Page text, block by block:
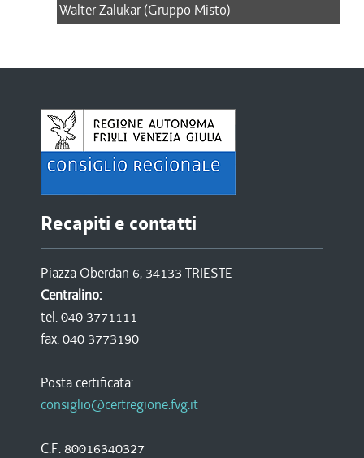
Walter Zalukar (Gruppo Misto)
Recapiti e contatti
Piazza Oberdan 6, 34133 TRIESTE
Centralino:
tel. 040 3771111
fax. 040 3773190
Posta certificata:
consiglio@certregione.fvg.it
C.F. 80016340327